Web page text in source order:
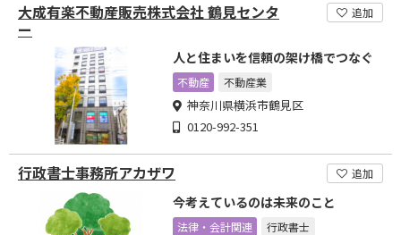
大成有楽不動産販売株式会社 鶴見センタ
ー
追加
人と住まいを信頼の架け橋でつなぐ
不動産 不動産業
神奈川県横浜市鶴見区
0120-992-351
行政書士事務所アカザワ 追加
今考えているのは未来のこと
法律・会計関連 行政書士